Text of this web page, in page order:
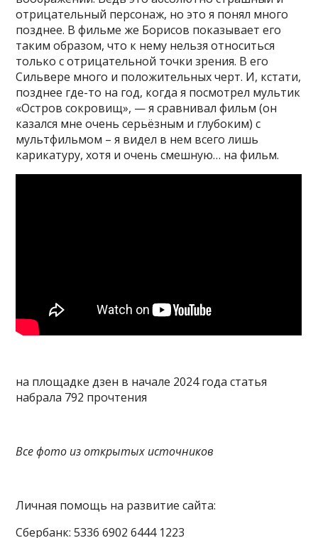
отрицательный персонаж, но это я понял много
позднее. В фильме же Борисов показывает его
таким образом, что к нему нельзя относиться
только с отрицательной точки зрения. В его
Сильвере много и положительных черт. И, кстати,
позднее где-то на год, когда я посмотрел мультик
«Остров сокровищ», — я сравнивал фильм (он
казался мне очень серьёзным и глубоким) с
мультфильмом – я видел в нем всего лишь
карикатуру, хотя и очень смешную… на фильм.
на площадке дзен в начале 2024 года статья
набрала 792 прочтения
Все фото из открытых источников
Личная помощь на развитие сайта:
Сбербанк: 5336 6902 6444 1223